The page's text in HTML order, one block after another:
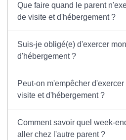
Que faire quand le parent
de visite et d'hébergement ?
Suis-je obligé(e) d'exercer
d'hébergement ?
Peut-on m'empêcher
visite et d'hébergement ?
Comment savoir quel week-
aller chez l'autre parent ?